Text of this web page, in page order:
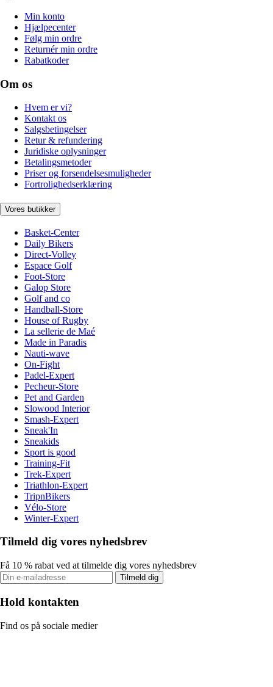
Min konto
Hjælpecenter
Følg min ordre
Returnér min ordre
Rabatkoder
Om os
Hvem er vi?
Kontakt os
Salgsbetingelser
Retur & refundering
Juridiske oplysninger
Betalingsmetoder
Priser og forsendelsesmuligheder
Fortrolighedserklæring
Vores butikker
Basket-Center
Daily Bikers
Direct-Volley
Espace Golf
Foot-Store
Galop Store
Golf and co
Handball-Store
House of Rugby
La sellerie de Maé
Made in Paradis
Nauti-wave
On-Fight
Padel-Expert
Pecheur-Store
Pet and Garden
Slowood Interior
Smash-Expert
Sneak'In
Sneakids
Sport is good
Training-Fit
Trek-Expert
Triathlon-Expert
TripnBikers
Vélo-Store
Winter-Expert
Tilmeld dig vores nyhedsbrev
Få 10 % rabat ved at tilmelde dig vores nyhedsbrev
Tilmeld dig
Hold kontakten
Find os på sociale medier